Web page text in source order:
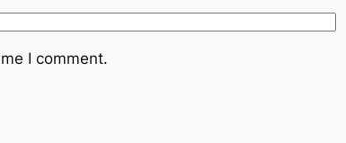
I comment.